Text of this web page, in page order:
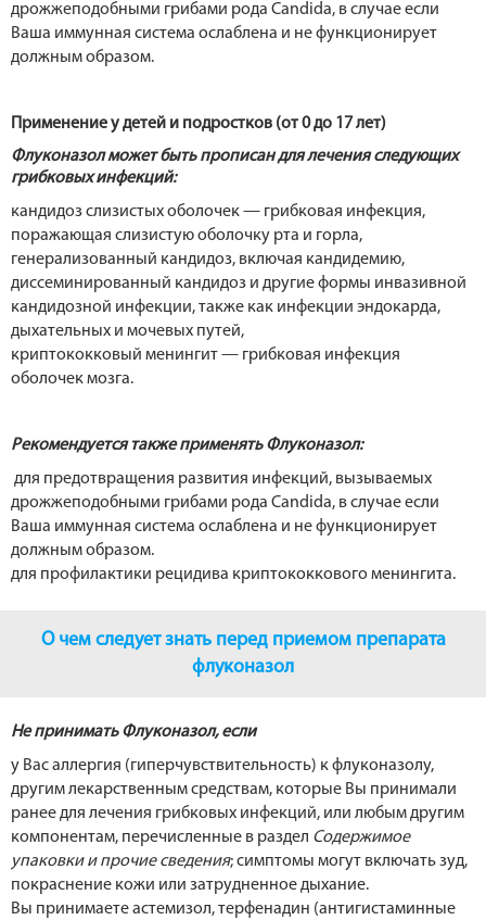
дрожжеподобными грибами рода Candida, в случае если
Ваша иммунная система ослаблена и не функционирует
должным образом.
Применение у детей и подростков (от 0 до 17 лет)
Флуконазол может быть прописан для лечения следующих
грибковых инфекций:
кандидоз слизистых оболочек — грибковая инфекция,
поражающая слизистую оболочку рта и горла,
генерализованный кандидоз, включая кандидемию,
диссеминированный кандидоз и другие формы инвазивной
кандидозной инфекции, также как инфекции эндокарда,
дыхательных и мочевых путей,
криптококковый менингит — грибковая инфекция
оболочек мозга.
Рекомендуется также применять Флуконазол:
для предотвращения развития инфекций, вызываемых
дрожжеподобными грибами рода Candida, в случае если
Ваша иммунная система ослаблена и не функционирует
должным образом.
для профилактики рецидива криптококкового менингита.
О чем следует знать перед приемом препарата
флуконазол
Не принимать Флуконазол, если
у Вас аллергия (гиперчувствительность) к флуконазолу,
другим лекарственным средствам, которые Вы принимали
ранее для лечения грибковых инфекций, или любым другим
компонентам, перечисленные в раздел Содержимое
упаковки и прочие сведения; симптомы могут включать зуд,
покраснение кожи или затрудненное дыхание.
Вы принимаете астемизол, терфенадин (антигистаминные